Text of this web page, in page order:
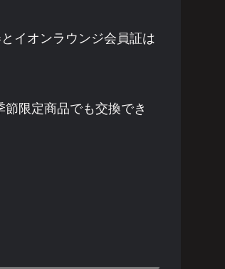
イオンラウンジ会員証は
限定商品でも交換でき